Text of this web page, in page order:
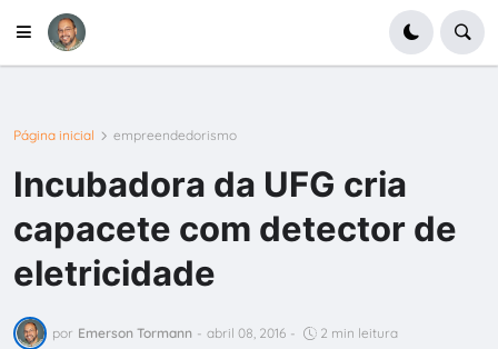
Página inicial empreendedorismo
Incubadora da UFG cria
capacete com detector de
eletricidade
por Emerson Tormann - abril 08, 2016 - 2 min leitura